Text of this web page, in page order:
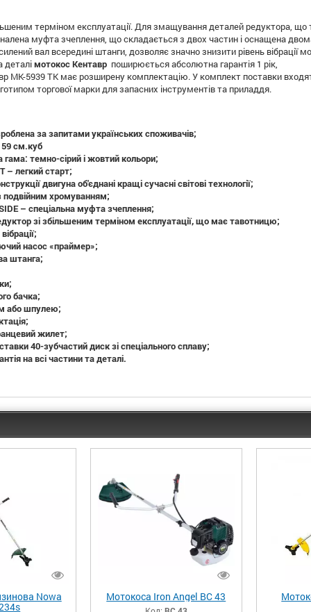
терміном експлуатації. Для змащування деталей редуктора,
муфта зчеплення, що складається з двох частин і оснащена
вал всередині штанги, дозволяє значно знизити рівень вібрації
деталімотокос Кентавр поширюється абсолютна гарантія 1 рік,
МК-5939 ТК має розширену комплектацію. У комплект поставки
торгової марки для запасних інструментів та приладдя.
за запитами українських споживачів;
59 см.куб
гама: темно-сірий і жовтий кольори;
– легкий старт;
двигуна об'єднані кращі сучасні світові технології;
подвійним хромуванням;
– спеціальна муфта зчеплення;
зі збільшеним терміном експлуатації, що має тавотницю;
насос «праймер»;
штанга;
бачка;
або шпулею;
жилет;
40-зубчастий диск зі спеціального сплаву;
на всі частини та деталі.
Nowa Мотокоса Iron Angel BC 43